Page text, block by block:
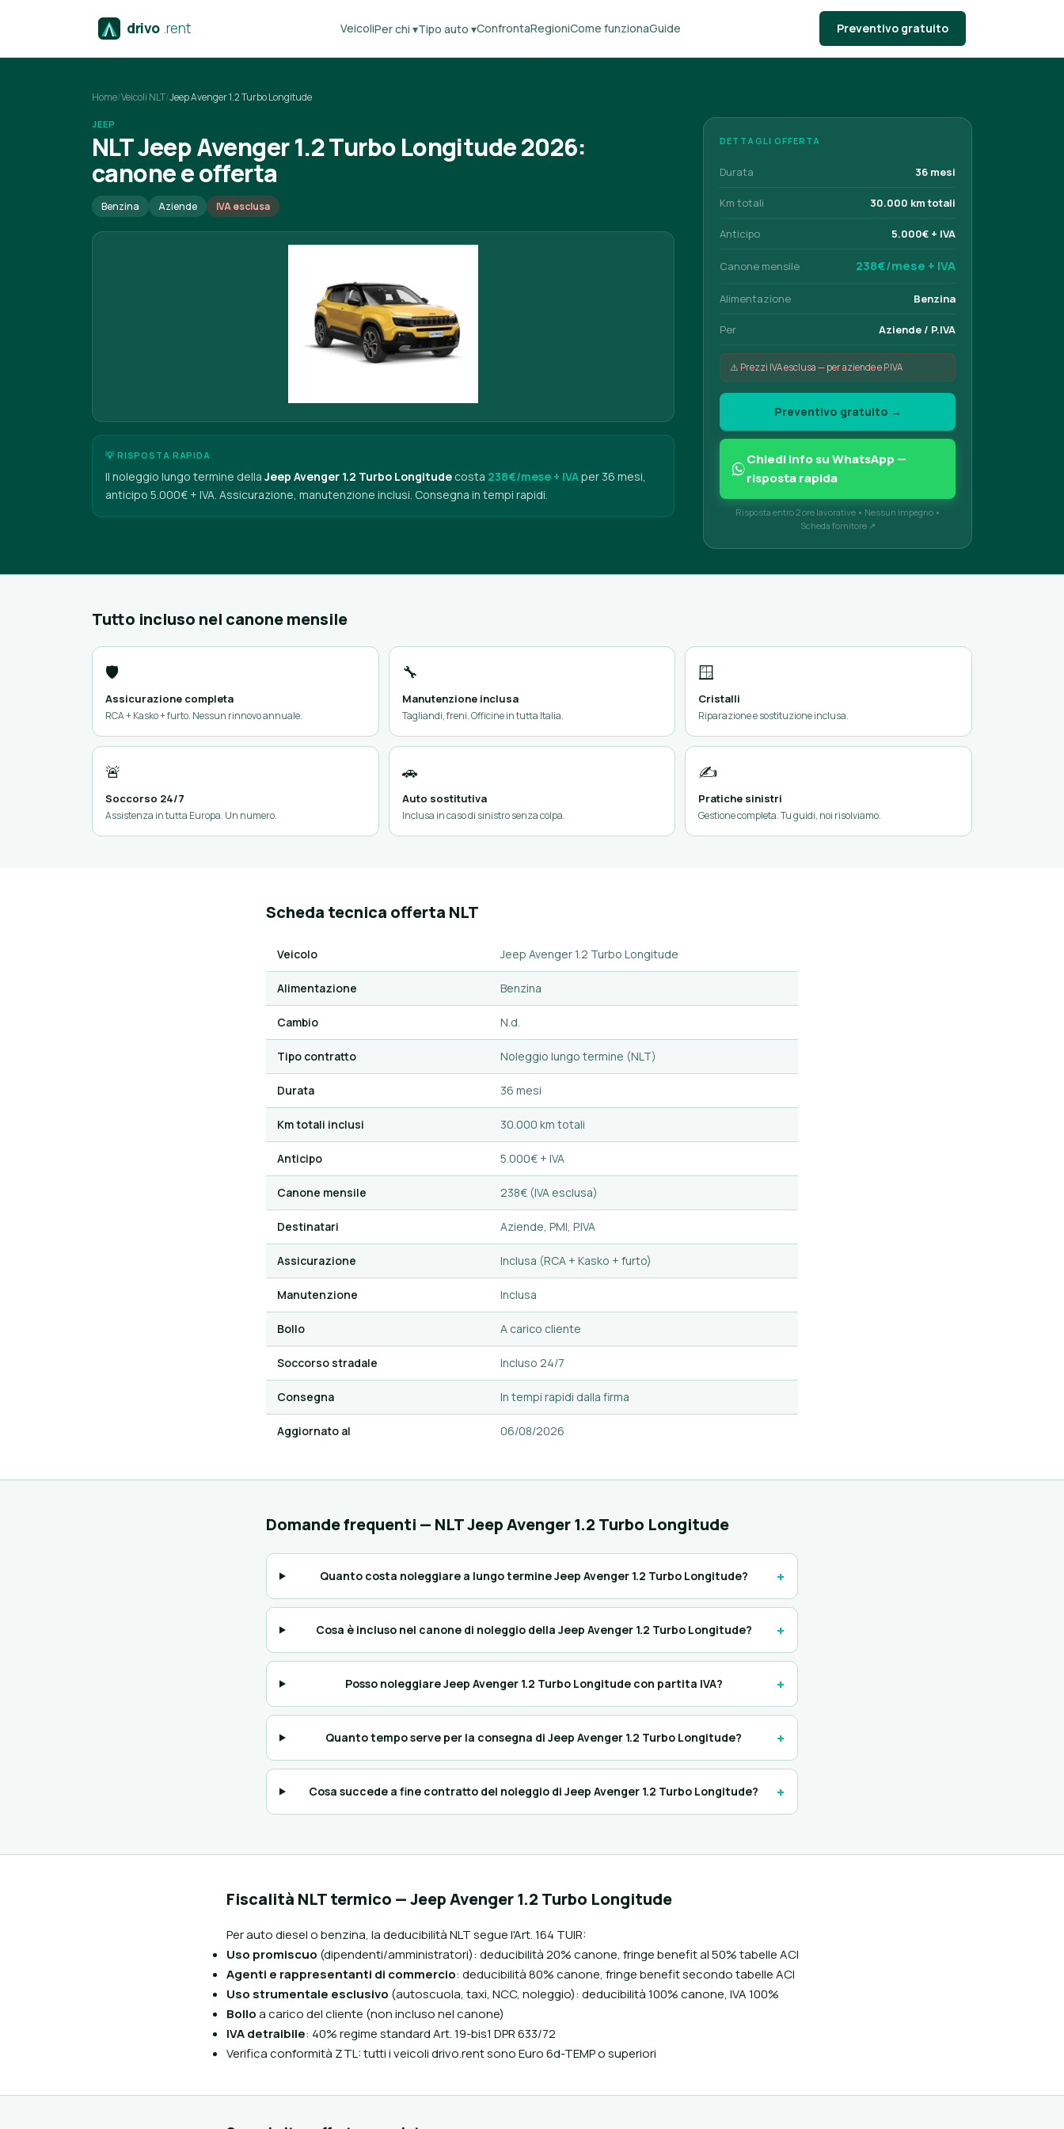
drivo .rent VeicoliPer chi ▾Tipo auto ▾ConfrontaRegioniCome funzionaGuide Preventivo gratuito
Home/Veicoli NLT/Jeep Avenger 1.2 Turbo Longitude
JEEP
NLT Jeep Avenger 1.2 Turbo Longitude 2026:
canone e offerta
Benzina Aziende IVA esclusa
💡 RISPOSTA RAPIDA
Il noleggio lungo termine della Jeep Avenger 1.2 Turbo Longitude costa 238€/mese + IVAper 36 mesi,
anticipo 5.000€ + IVA. Assicurazione, manutenzione inclusi. Consegna in tempi rapidi.
DETTAGLI OFFERTA
Durata 36 mesi
Km totali 30.000 km totali
Anticipo 5.000€ + IVA
Canone mensile 238€/mese + IVA
Alimentazione Benzina
Per Aziende / P.IVA
⚠️ Prezzi IVA esclusa — per aziende e P.IVA
Preventivo gratuito →
Chiedi info su WhatsApp —
risposta rapida
Risposta entro 2 ore lavorative • Nessun impegno •
Scheda fornitore ↗
Tutto incluso nel canone mensile
🛡️
Assicurazione completa
RCA + Kasko + furto. Nessun rinnovo annuale.
🔧
Manutenzione inclusa
Tagliandi, freni. Officine in tutta Italia.
🪟
Cristalli
Riparazione e sostituzione inclusa.
🚨
Soccorso 24/7
Assistenza in tutta Europa. Un numero.
🚗
Auto sostitutiva
Inclusa in caso di sinistro senza colpa.
✍️
Pratiche sinistri
Gestione completa. Tu guidi, noi risolviamo.
Scheda tecnica offerta NLT
Veicolo Jeep Avenger 1.2 Turbo Longitude
Alimentazione Benzina
Cambio N.d.
Tipo contratto Noleggio lungo termine (NLT)
Durata 36 mesi
Km totali inclusi 30.000 km totali
Anticipo 5.000€ + IVA
Canone mensile 238€ (IVA esclusa)
Destinatari Aziende, PMI, P.IVA
Assicurazione Inclusa (RCA + Kasko + furto)
Manutenzione Inclusa
Bollo A carico cliente
Soccorso stradale Incluso 24/7
Consegna In tempi rapidi dalla firma
Aggiornato al 06/08/2026
Domande frequenti — NLT Jeep Avenger 1.2 Turbo Longitude
Quanto costa noleggiare a lungo termine Jeep Avenger 1.2 Turbo Longitude? +
Cosa è incluso nel canone di noleggio della Jeep Avenger 1.2 Turbo Longitude? +
Posso noleggiare Jeep Avenger 1.2 Turbo Longitude con partita IVA? +
Quanto tempo serve per la consegna di Jeep Avenger 1.2 Turbo Longitude? +
Cosa succede a fine contratto del noleggio di Jeep Avenger 1.2 Turbo Longitude? +
Fiscalità NLT termico — Jeep Avenger 1.2 Turbo Longitude
Per auto diesel o benzina, la deducibilità NLT segue l'Art. 164 TUIR:
Uso promiscuo (dipendenti/amministratori): deducibilità 20% canone, fringe benefit al 50% tabelle ACI
Agenti e rappresentanti di commercio: deducibilità 80% canone, fringe benefit secondo tabelle ACI
Uso strumentale esclusivo (autoscuola, taxi, NCC, noleggio): deducibilità 100% canone, IVA 100%
Bolloa carico del cliente (non incluso nel canone)
IVA detraibile: 40% regime standard Art. 19-bis1 DPR 633/72
Verifica conformità ZTL: tutti i veicoli drivo.rent sono Euro 6d-TEMP o superiori